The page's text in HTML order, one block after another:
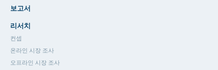
보고서
리서치
컨셉
온라인 시장 조사
오프라인 시장 조사